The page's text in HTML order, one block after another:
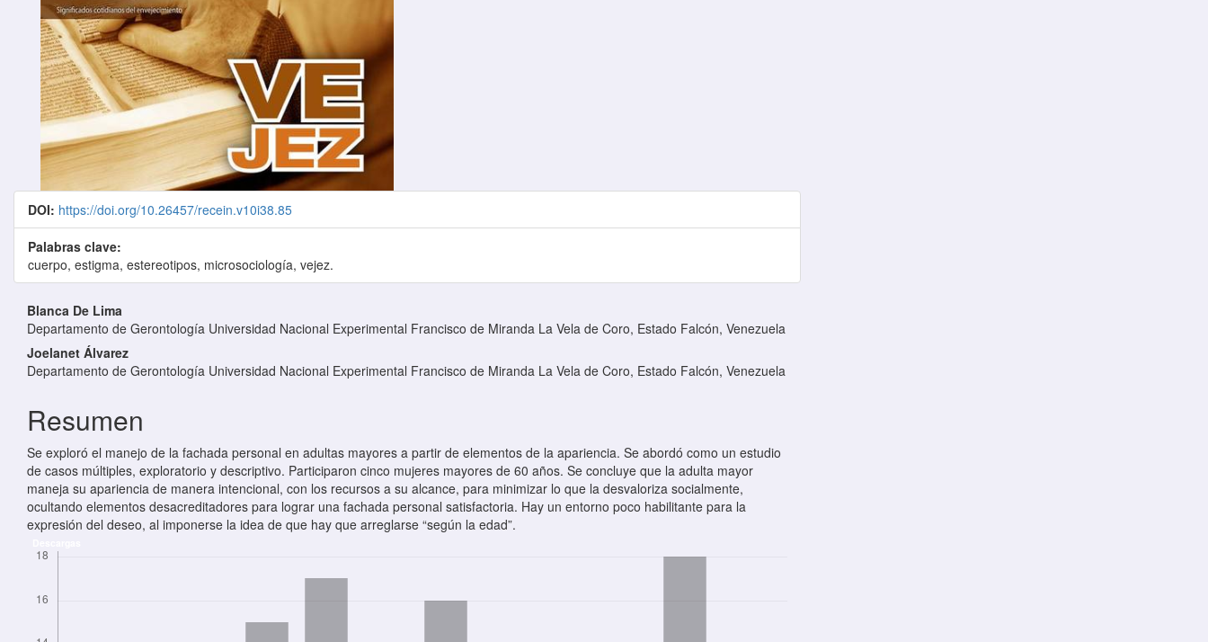
DOI: https://doi.org/10.26457/recein.v10i38.85
Palabras clave:
cuerpo, estigma, estereotipos, microsociología, vejez.
Contenido principal del artículo
Blanca De Lima
Departamento de Gerontología Universidad Nacional Experimental Francisco de Miranda La Vela de Coro, Estado Falcón, Venezuela
Joelanet Álvarez
Departamento de Gerontología Universidad Nacional Experimental Francisco de Miranda La Vela de Coro, Estado Falcón, Venezuela
Resumen
Se exploró el manejo de la fachada personal en adultas mayores a partir de elementos de la apariencia. Se abordó como un estudio
de casos múltiples, exploratorio y descriptivo. Participaron cinco mujeres mayores de 60 años. Se concluye que la adulta mayor
maneja su apariencia de manera intencional, con los recursos a su alcance, para minimizar lo que la desvaloriza socialmente,
ocultando elementos desacreditadores para lograr una fachada personal satisfactoria. Hay un entorno poco habilitante para la
expresión del deseo, al imponerse la idea de que hay que arreglarse “según la edad”.